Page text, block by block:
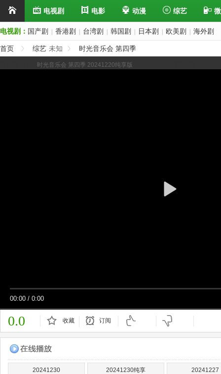
电视剧 电影 动漫 综艺
电视剧： 国产剧 香港剧 台湾剧 韩国剧 日本剧 欧美剧 海外剧
首页 综艺 未知 时光音乐会 第四季
时光音乐会 第四季 20241220纯享版
00:00 / 0:00
0.0 收藏 订阅
20241230 20241230纯享 20241227